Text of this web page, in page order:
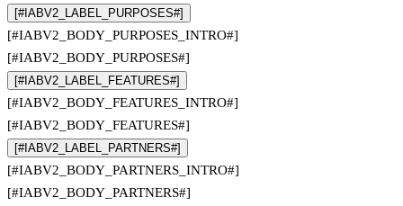
[#IABV2_LABEL_PURPOSES#]
[#IABV2_BODY_PURPOSES_INTRO#]
[#IABV2_BODY_PURPOSES#]
[#IABV2_LABEL_FEATURES#]
[#IABV2_BODY_FEATURES_INTRO#]
[#IABV2_BODY_FEATURES#]
[#IABV2_LABEL_PARTNERS#]
[#IABV2_BODY_PARTNERS_INTRO#]
[#IABV2_BODY_PARTNERS#]